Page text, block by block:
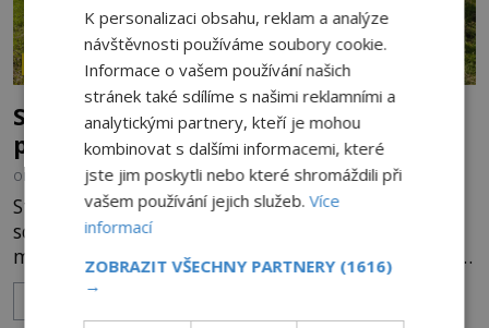
ZÁHADY HISTORIE
Smírčí kříže: Kamenní svědkové vražd,
pomsty a dávných vin
OD HELENA STEJSKALOVÁ 9.8.2026 169
Stojí mlčky u starých cest, na okrajích polí nebo
schované v lese. Některé mají na těle vytesaný
meč, jiné sekeru, v dalším případě jde jen o prostý
kříž. Na první pohled vypadají jako zapomenuté
K personalizaci obsahu, reklam a analýze
návštěvnosti používáme soubory cookie.
Informace o vašem používání našich
stránek také sdílíme s našimi reklamními a
analytickými partnery, kteří je mohou
kombinovat s dalšími informacemi, které
jste jim poskytli nebo které shromáždili při
vašem používání jejich služeb.Více
informací
ZOBRAZIT VŠECHNY PARTNERY (1616)
→